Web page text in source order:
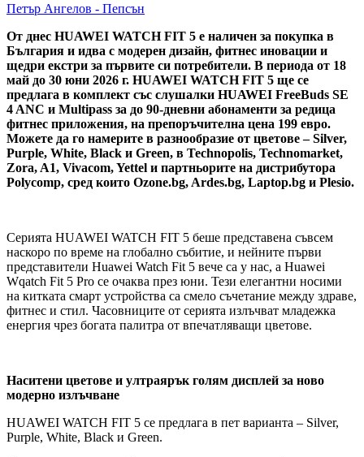
Петър Ангелов - Пепсън
От днес HUAWEI WATCH FIT 5 е наличен за покупка в
България и идва с модерен дизайн, фитнес иновации и
щедри екстри за първите си потребители. В периода от 18
май до 30 юни 2026 г. HUAWEI WATCH FIT 5 ще се
предлага в комплект със слушалки HUAWEI FreeBuds SE
4 ANC и Multipass за до 90-дневни абонаменти за редица
фитнес приложения, на препоръчителна цена 199 евро.
Можете да го намерите в разнообразие от цветове –Silver,
Purple, White, Black и Green, в Technopolis, Technomarket,
Zora, A1, Vivacom,Yettel и партньорите на дистрибутора
Polycomp, сред които Ozone.bg, Ardes.bg, Laptop.bg и Plesio.
Серията HUAWEI WATCH FIT 5 беше представена съвсем
наскоро по време на глобално събитие, и нейните първи
представители Huawei Watch Fit 5 вече са у нас, а Huawei
Wqatch Fit 5 Pro се очаква през юни. Тези елегантни носими
на китката смарт устройства са смело съчетание между здраве,
фитнес и стил. Часовниците от серията излъчват младежка
енергия чрез богата палитра от впечатляващи цветове.
Наситени цветове и ултраярък голям дисплей за ново
модерно излъчване
HUAWEI WATCH FIT 5 се предлага в пет варианта – Silver,
Purple, White, Black и Green.